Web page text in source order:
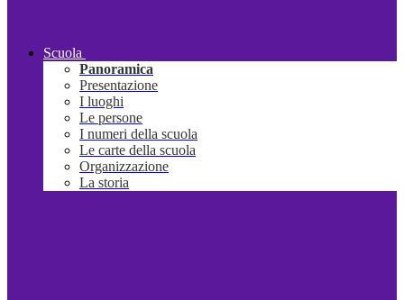
Scuola
Panoramica
Presentazione
I luoghi
Le persone
I numeri della scuola
Le carte della scuola
Organizzazione
La storia